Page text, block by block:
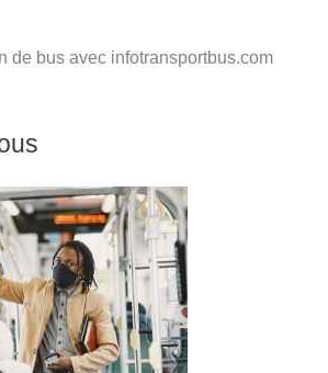
de bus avec infotransportbus.com